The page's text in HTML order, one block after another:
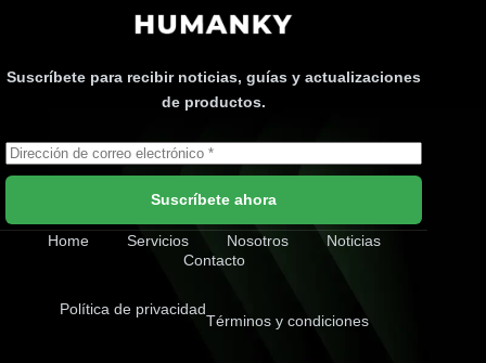
Suscríbete para recibir noticias, guías y actualizaciones
de productos.
Suscríbete ahora
Home Servicios Nosotros
Noticias
Contacto
Política de privacidad
Términos y condiciones